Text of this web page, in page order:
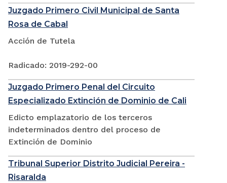
Juzgado Primero Civil Municipal de Santa
Rosa de Cabal
Acción de Tutela
Radicado: 2019-292-00
Juzgado Primero Penal del Circuito
Especializado Extinción de Dominio de Cali
Edicto emplazatorio de los terceros
indeterminados dentro del proceso de
Extinción de Dominio
Tribunal Superior Distrito Judicial Pereira -
Risaralda